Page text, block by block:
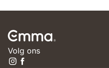
Volg ons